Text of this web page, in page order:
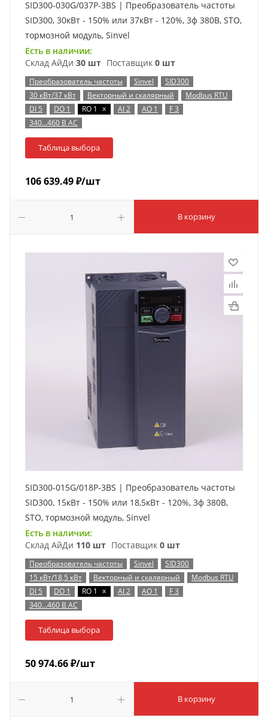
SID300-030G/037P-3BS | Преобразователь частоты
SID300, 30кВт - 150% или 37кВт - 120%, 3ф 380В, STO,
тормозной модуль, Sinvel
Есть в наличии:
Склад АйДи 30 шт Поставщик 0 шт
Преобразователь частоты Sinvel
SID300
30 кВт/37 кВт
Векторный и скалярный
Modbus RTU
DI 5
DO 1 RO 1 x AI 2 AO 1
F 3
340…460 В AC
Таблица выбора
106 639.49₽/шт
В корзину
SID300-015G/018P-3BS | Преобразователь частоты
SID300, 15кВт - 150% или 18,5кВт - 120%, 3ф 380В,
STO, тормозной модуль, Sinvel
Есть в наличии:
Склад АйДи 110 шт Поставщик 0 шт
Преобразователь частоты Sinvel
SID300
15 кВт/18,5 кВт
Векторный и скалярный
Modbus RTU
DI 5
DO 1 RO 1 x AI 2 AO 1
F 3
340…460 В AC
Таблица выбора
50 974.66₽/шт
В корзину